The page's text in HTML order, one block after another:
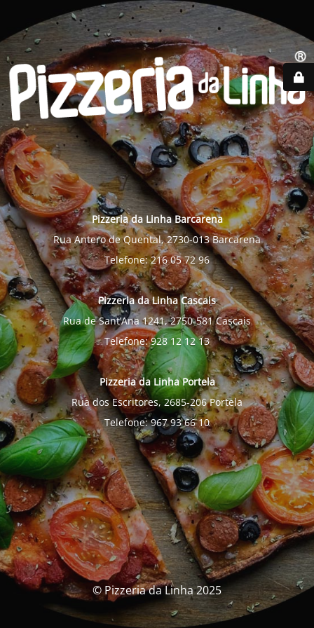
Pizzeria da Linha Barcarena
Rua Antero de Quental, 2730-013 Barcarena
Telefone: 216 05 72 96
Pizzeria da Linha Cascais
Rua de Sant’Ana 1241, 2750-581 Cascais
Telefone: 928 12 12 13
Pizzeria da Linha Portela
Rua dos Escritores, 2685-206 Portela
Telefone: 967 93 66 10
© Pizzeria da Linha 2025